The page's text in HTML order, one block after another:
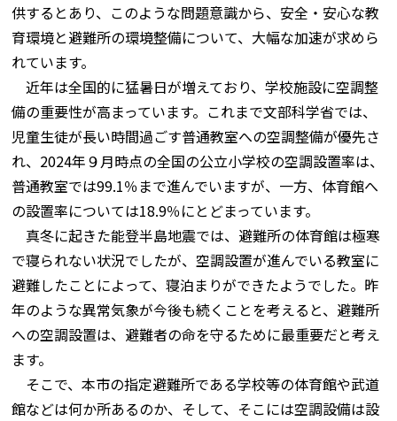
供するとあり、このような問題意識から、安全・安心な教
育環境と避難所の環境整備について、大幅な加速が求めら
れています。
近年は全国的に猛暑日が増えており、学校施設に空調整
備の重要性が高まっています。これまで文部科学省では、
児童生徒が長い時間過ごす普通教室への空調整備が優先さ
れ、2024年９月時点の全国の公立小学校の空調設置率は、
普通教室では99.1％まで進んでいますが、一方、体育館へ
の設置率については18.9％にとどまっています。
真冬に起きた能登半島地震では、避難所の体育館は極寒
で寝られない状況でしたが、空調設置が進んでいる教室に
避難したことによって、寝泊まりができたようでした。昨
年のような異常気象が今後も続くことを考えると、避難所
への空調設置は、避難者の命を守るために最重要だと考え
ます。
そこで、本市の指定避難所である学校等の体育館や武道
館などは何か所あるのか、そして、そこには空調設備は設